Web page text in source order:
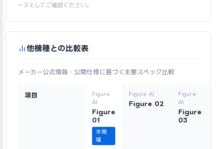
ースとしてご確認ください。
他機種との比較表
メーカー公式情報・公開仕様に基づく主要スペック比較
項目
Figure
AI
Figure
01
本機
種
Figure AI
Figure 02
Figure
AI
Figure
03